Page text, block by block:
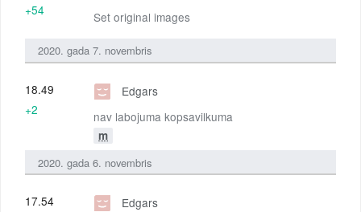
Set original images
+54
2020. gada 7. novembris
Edgars
nav labojuma kopsavilkuma
m
18.49
+2
2020. gada 6. novembris
Edgars
17.54